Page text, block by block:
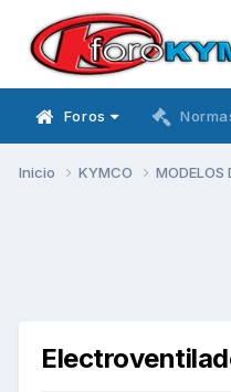
Foros
Inicio KYMCO MODELOS